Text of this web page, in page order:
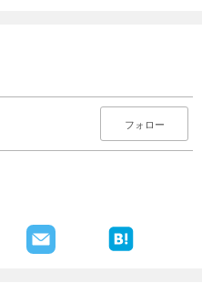
試し読み
フォロー